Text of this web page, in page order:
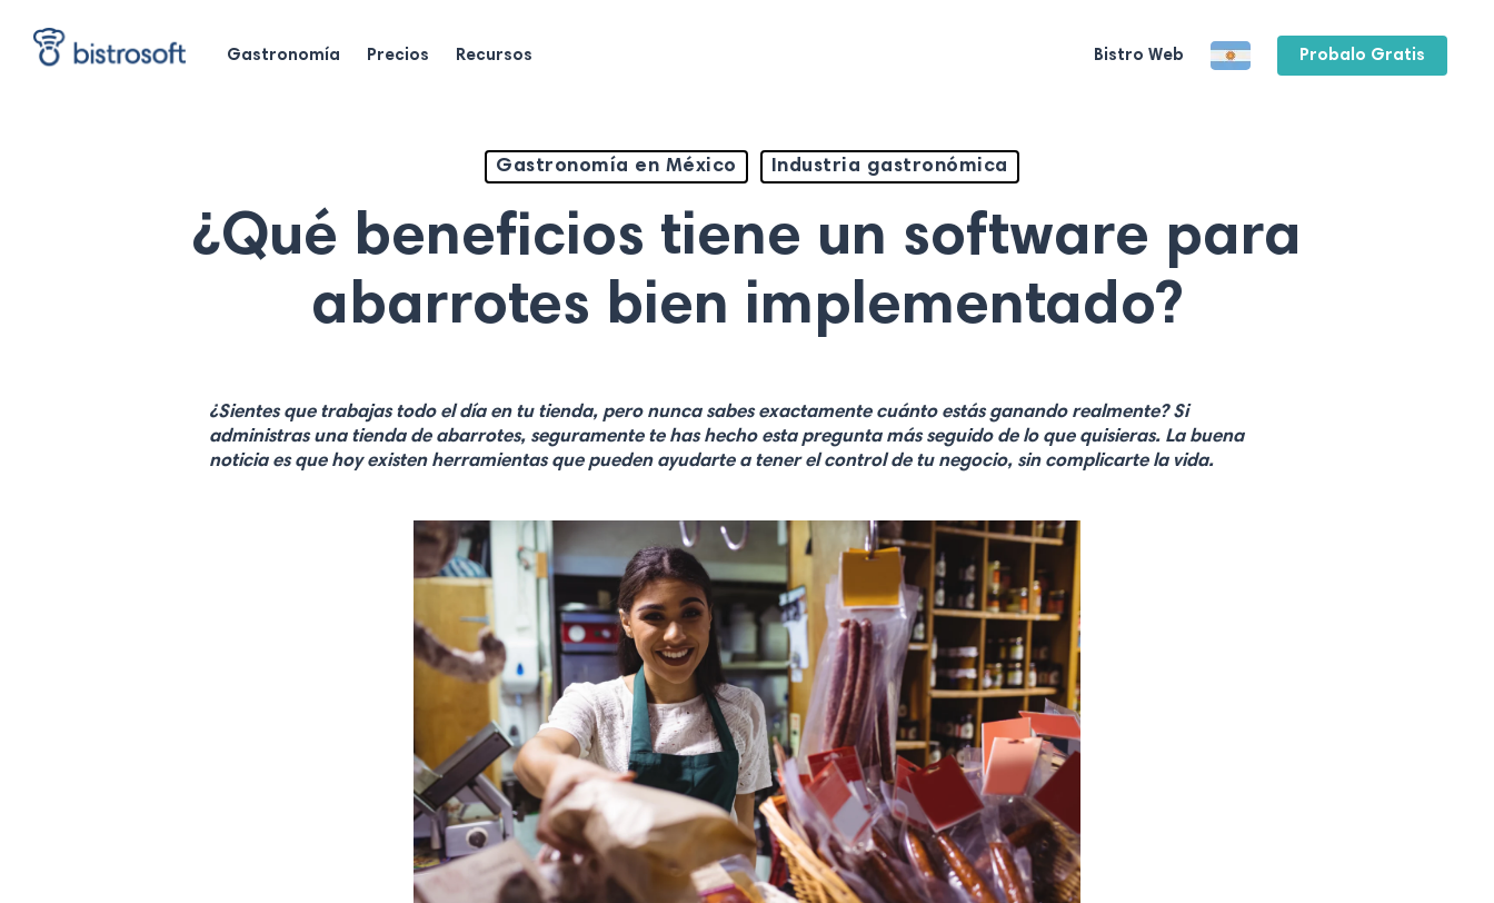
main
Gastronomía Precios Recursos Bistro Web Probalo Gratis
Gastronomía en México Industria gastronómica
¿Qué beneficios tiene un software para
abarrotes bien implementado?
¿Sientes que trabajas todo el día en tu tienda, pero nunca sabes exactamente cuánto estás ganando realmente? Si
administras una tienda de abarrotes, seguramente te has hecho esta pregunta más seguido de lo que quisieras. La buena
noticia es que hoy existen herramientas que pueden ayudarte a tener el control de tu negocio, sin complicarte la vida.